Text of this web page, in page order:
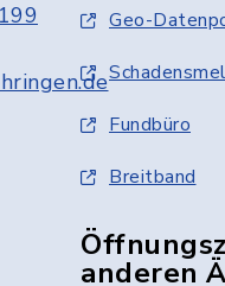
Geo-
Fundbüro
Breitband
anderen